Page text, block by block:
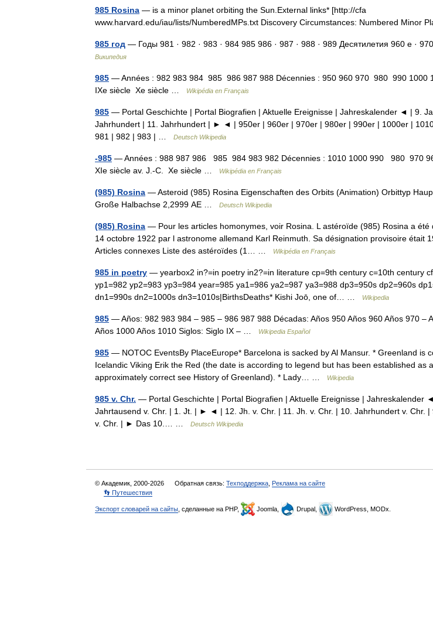
985 Rosina — is a minor planet orbiting the Sun.External links* [http://cfa
www.harvard.edu/iau/lists/NumberedMPs.txt Discovery Circumstances: Numbered Minor
985 год — Годы 981 · 982 · 983 · 984 985 986 · 987 · 988 · 989 Десятилетия 960 е ·
Википедия
985 — Années : 982 983 984 985 986 987 988 Décennies : 950 960 970 980 990 1000
IXe siècle Xe siècle …
Wikipédia en Français
985 — Portal Geschichte | Portal Biografien | Aktuelle Ereignisse | Jahreskalender ◄ | 9.
Jahrhundert | 11. Jahrhundert | ► ◄ | 950er | 960er | 970er | 980er | 990er | 1000er |
981 | 982 | 983 | …
Deutsch Wikipedia
-985 — Années : 988 987 986 985 984 983 982 Décennies : 1010 1000 990 980 970
XIe siècle av. J.‑C. Xe siècle …
Wikipédia en Français
(985) Rosina — Asteroid (985) Rosina Eigenschaften des Orbits (Animation) Orbittyp
Große Halbachse 2,2999 AE …
Deutsch Wikipedia
(985) Rosina — Pour les articles homonymes, voir Rosina. L astéroïde (985) Rosina a été
14 octobre 1922 par l astronome allemand Karl Reinmuth. Sa désignation provisoire était
Articles connexes Liste des astéroïdes (1… …
Wikipédia en Français
985 in poetry — yearbox2 in?=in poetry in2?=in literature cp=9th century c=10th century
yp1=982 yp2=983 yp3=984 year=985 ya1=986 ya2=987 ya3=988 dp3=950s dp2=960s
dn1=990s dn2=1000s dn3=1010s|BirthsDeaths* Kishi Joō, one of… …
Wikipedia
985 — Años: 982 983 984 – 985 – 986 987 988 Décadas: Años 950 Años 960 Años 970 –
Años 1000 Años 1010 Siglos: Siglo IX – …
Wikipedia Español
985 — NOTOC EventsBy PlaceEurope* Barcelona is sacked by Al Mansur. * Greenland is
Icelandic Viking Erik the Red (the date is according to legend but has been established as
approximately correct see History of Greenland). * Lady… …
Wikipedia
985 v. Chr. — Portal Geschichte | Portal Biografien | Aktuelle Ereignisse | Jahreskalender ◄
Jahrtausend v. Chr. | 1. Jt. | ► ◄ | 12. Jh. v. Chr. | 11. Jh. v. Chr. | 10. Jahrhundert v. Chr. |
v. Chr. | ► Das 10.… …
Deutsch Wikipedia
© Академик, 2000-2026 Обратная связь: Техподдержка Реклама на сайте
👣 Путешествия
Экспорт словарей на сайты , сделанные на PHP, Joomla, Drupal, WordPress, MODx.